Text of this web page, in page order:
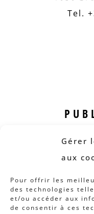
Gérer
aux
Pour offrir les
des technologies
et/ou accéder aux
de consentir à ces
Tel.
Revue B.I.S.
Rapports et
Articles